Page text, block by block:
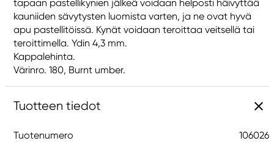
tapaan pastellikynien jälkeä voidaan helposti häivyttää
kauniiden sävytysten luomista varten, ja ne ovat hyvä
apu pastellitöissä. Kynät voidaan teroittaa veitsellä tai
teroittimella. Ydin 4,3 mm.
Kappalehinta.
Värinro. 180, Burnt umber.
Tuotteen tiedot
Tuotenumero
106026